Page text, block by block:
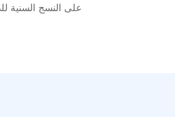
على النسج السنية